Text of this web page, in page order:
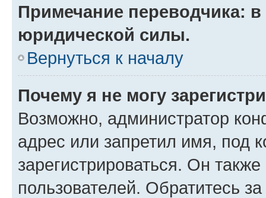
Примечание переводчика:
юридической силы.
Вернуться к началу
Почему я не могу
Возможно, администратор
адрес или запретил имя, под
зарегистрироваться. Он
пользователей. Обратитесь